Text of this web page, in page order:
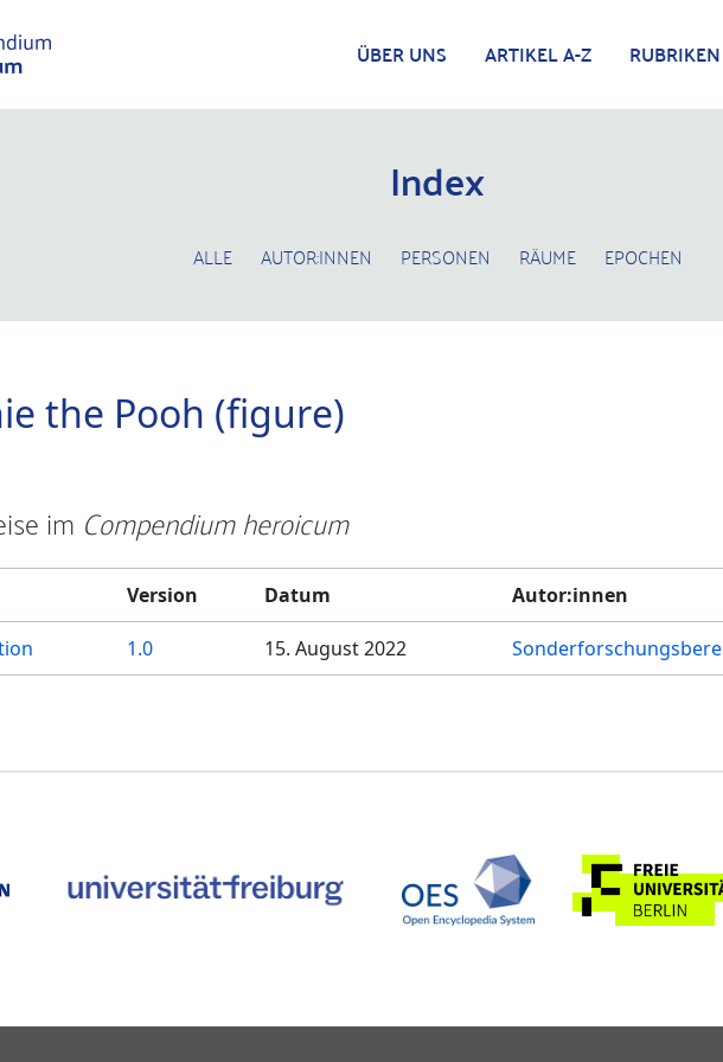
ÜBER UNS ARTIKEL A-Z RUBRIKEN
Index
ALLE AUTOR:INNEN PERSONEN RÄUME EPOCHEN
the Pooh (figure)
im Compendium heroicum
Version Datum Autor:innen
1.0 15. August 2022